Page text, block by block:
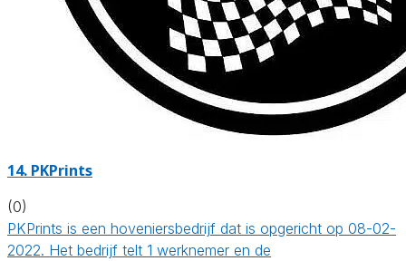
14. PKPrints
(0)
PKPrints is een hoveniersbedrijf dat is opgericht op 08-02-
2022. Het bedrijf telt 1 werknemer en de